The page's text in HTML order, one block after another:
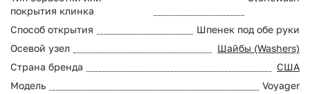
покрытия клинка
Способ открытия
Шпенек под обе руки
Осевой узел
Шайбы (Washers)
Страна бренда
США
Модель
Voyager